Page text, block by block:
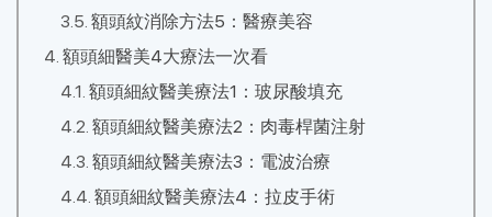
額頭紋消除方法5：醫療美容
額頭細醫美4大療法一次看
額頭細紋醫美療法1：玻尿酸填充
額頭細紋醫美療法2：肉毒桿菌注射
額頭細紋醫美療法3：電波治療
額頭細紋醫美療法4：拉皮手術